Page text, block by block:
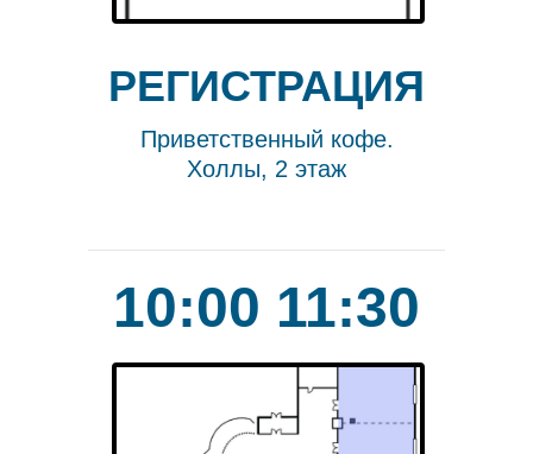
10:00 11:30
РЕГИСТРАЦИЯ
Приветственный кофе.
Холлы, 2 этаж